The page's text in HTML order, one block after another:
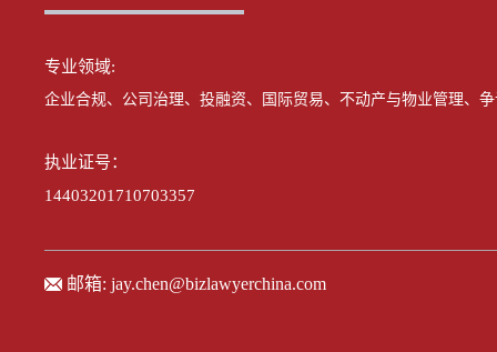
专业领域:
企业合规、 公司治理、投融资、 国际贸易、 不动产与物业管理、
执业证号：
14403201710703357
邮箱: jay.chen@bizlawyerchina.com